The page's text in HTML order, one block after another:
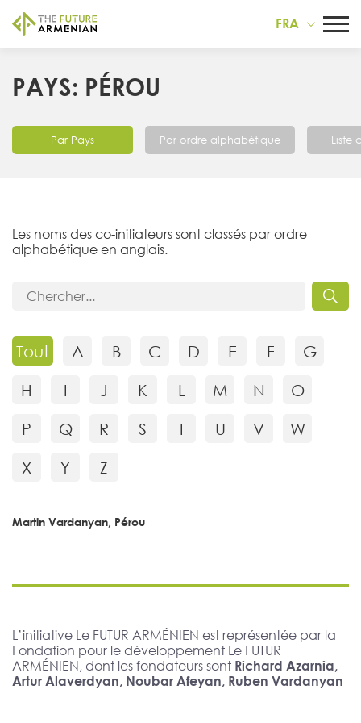
FRA
PAYS: PÉROU
Par Pays Par ordre alphabétique Liste
Les noms des co-initiateurs sont classés par ordre
alphabétique en anglais.
Tout A B C D E F
G
H
I J K L M N
O
P
Q R S T U V
W
X
Y Z
Martin Vardanyan, Pérou
L’initiative Le FUTUR ARMÉNIEN est représentée par la
Fondation pour le développement Le FUTUR
ARMÉNIEN, dont les fondateurs sont Richard Azarnia,
Artur Alaverdyan, Noubar Afeyan, Ruben Vardanyan